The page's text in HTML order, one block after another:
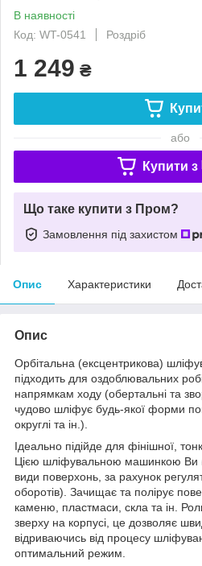
В наявності
Код: WT-0541
Роздріб
1 249 ₴
або
Купити з
Що таке купити з Пром?
Замовлення під захистом
Опис Характеристики
Опис
Орбітальна (ексцентрикова)
підходить для оздоблювальних
напрямкам ходу (обертальні та
чудово шліфує будь-якої форми
округлі та ін.).
Ідеально підійде для фінішної,
Цією шліфувальною машинкою Ви
види поверхонь, за рахунок
оборотів). Зачищає та полірує
каменю, пластмаси, скла та ін.
зверху на корпусі, це дозволяє
відриваючись від процесу
оптимальний режим.